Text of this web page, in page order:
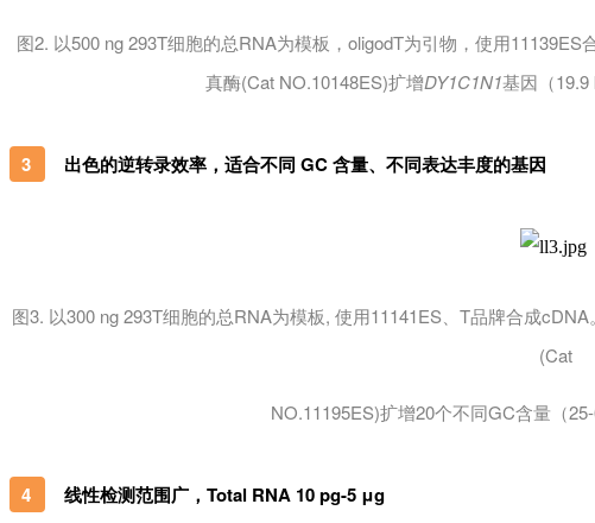
图2. 以500 ng 293T细胞的总RNA为模板，oligodT为引物，使用
真酶(Cat NO.10148ES)扩增DY1C1N1基因（19.9
3 出色的逆转录效率，适合不同 GC 含量、不同表达丰度的基因
图3. 以300 ng 293T细胞的总RNA为模板, 使用11141ES、T品牌合成
(Cat
NO.11195ES)扩增20个不同GC含量（
4 线性检测范围广， Total RNA 10 pg-5 μg